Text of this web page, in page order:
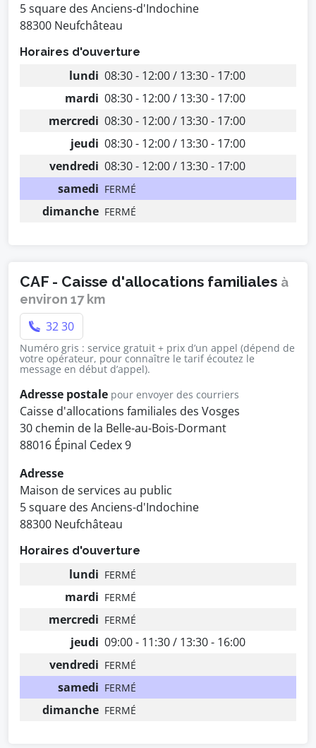
5 square des Anciens-d'Indochine
88300 Neufchâteau
Horaires d'ouverture
lundi 08:30 - 12:00 / 13:30 - 17:00
mardi 08:30 - 12:00 / 13:30 - 17:00
mercredi 08:30 - 12:00 / 13:30 - 17:00
jeudi 08:30 - 12:00 / 13:30 - 17:00
vendredi 08:30 - 12:00 / 13:30 - 17:00
samedi FERMÉ
dimanche FERMÉ
CAF - Caisse d'allocations familiales à
environ 17 km
32 30
Numéro gris : service gratuit + prix d’un appel (dépend de
votre opérateur, pour connaître le tarif écoutez le
message en début d’appel).
Adresse postale pour envoyer des courriers
Caisse d'allocations familiales des Vosges
30 chemin de la Belle-au-Bois-Dormant
88016 Épinal Cedex 9
Adresse
Maison de services au public
5 square des Anciens-d'Indochine
88300 Neufchâteau
Horaires d'ouverture
lundi FERMÉ
mardi FERMÉ
mercredi FERMÉ
jeudi 09:00 - 11:30 / 13:30 - 16:00
vendredi FERMÉ
samedi FERMÉ
dimanche FERMÉ